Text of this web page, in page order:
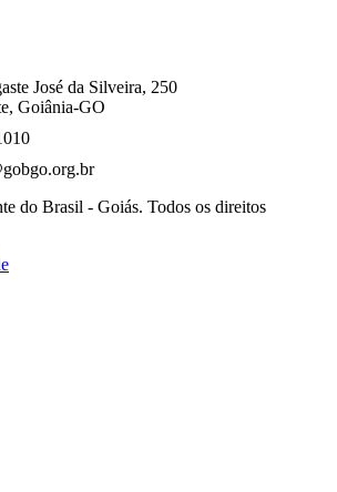
José da Silveira, 250
Goiânia-GO
do Brasil - Goiás. Todos os direitos